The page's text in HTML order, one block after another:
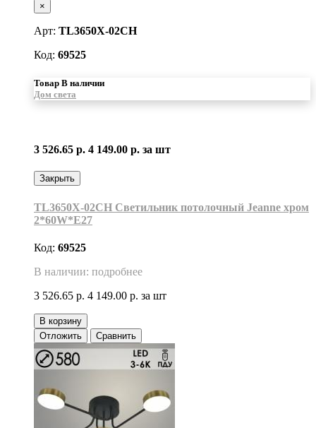
×
Арт: TL3650X-02CH
Код: 69525
Товар В наличии
Дом света
3 526.65 р. 4 149.00 р. за шт
Закрыть
TL3650X-02CH Светильник потолочный Jeanne хром
2*60W*E27
Код: 69525
В наличии: подробнее
3 526.65 р. 4 149.00 р. за шт
В корзину
Отложить
Сравнить